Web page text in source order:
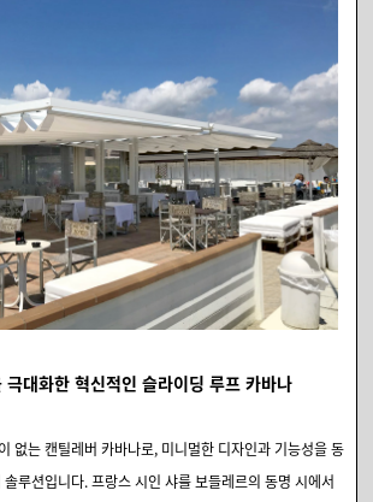
대화한 혁신적인 슬라이딩 루프 카바나
없는 캔틸레버 카바나로, 미니멀한 디자인과 기능성을 동
루션입니다. 프랑스 시인 샤를 보들레르의 동명 시에서